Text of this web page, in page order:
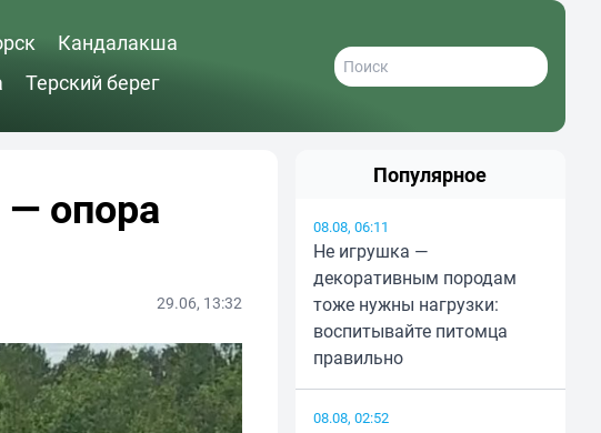
Кандалакша
Терский берег
— опора
29.06, 13:32
Популярное
08.08, 06:11
Не игрушка —
декоративным породам
тоже нужны нагрузки:
воспитывайте питомца
правильно
08.08, 02:52